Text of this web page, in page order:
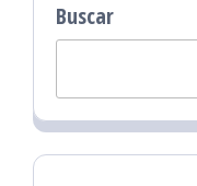
Buscar